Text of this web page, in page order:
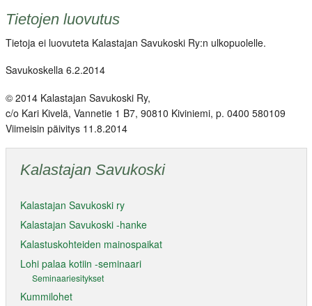
Tietojen luovutus
Tietoja ei luovuteta Kalastajan Savukoski Ry:n ulkopuolelle.
Savukoskella 6.2.2014
© 2014 Kalastajan Savukoski Ry,
c/o Kari Kivelä, Vannetie 1 B7, 90810 Kiviniemi, p. 0400 580109
Viimeisin päivitys 11.8.2014
Kalastajan Savukoski
Kalastajan Savukoski ry
Kalastajan Savukoski -hanke
Kalastuskohteiden mainospaikat
Lohi palaa kotiin -seminaari
Seminaariesitykset
Kummilohet